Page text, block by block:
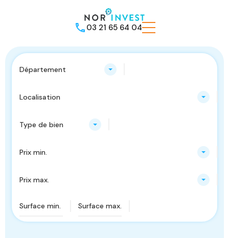
03 21 65 64 04
Département
Localisation
Type de bien
Prix min.
Prix max.